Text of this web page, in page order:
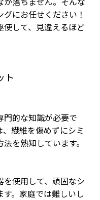
か落ちません。そんな
にお任せください！
使して、見違えるほど
ト
門的な知識が必要で
繊維を傷めずにシミ
を熟知しています。
を使用して、頑固なシ
す。家庭では難しいし